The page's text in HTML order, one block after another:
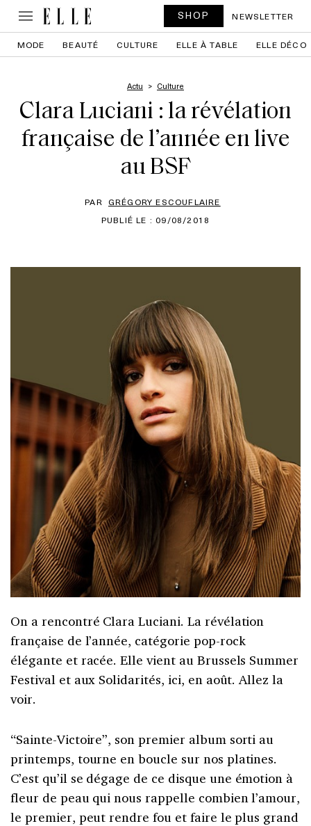
SHOP NEWSLETTER
MODE BEAUTÉ CULTURE ELLE À TABLE ELLE DÉCO
Actu Culture
Clara Luciani : la révélation
française de l’année en live
au BSF
PAR GRÉGORY ESCOUFLAIRE
PUBLIÉ LE : 09/08/2018
On a rencontré Clara Luciani. La révélation
française de l’année, catégorie pop-rock
élégante et racée. Elle vient au Brussels Summer
Festival et aux Solidarités, ici, en août. Allez la
voir.
“Sainte-Victoire”, son premier album sorti au
printemps, tourne en boucle sur nos platines.
C’est qu’il se dégage de ce disque une émotion à
fleur de peau qui nous rappelle combien l’amour,
le premier, peut rendre fou et faire le plus grand